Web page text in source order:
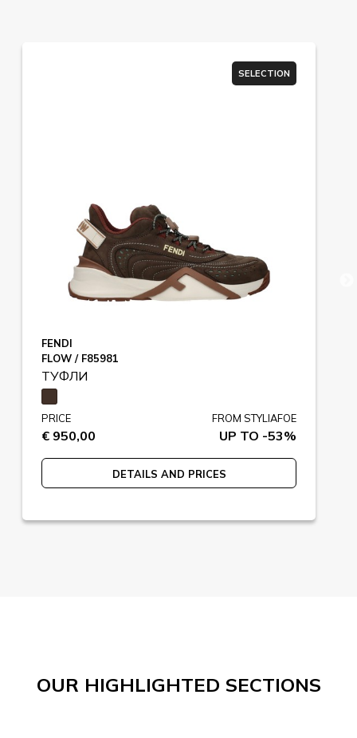
SELECTION
FENDI
FLOW / F85981
ТУФЛИ
PRICE
€ 950,00
FROM STYLIAFOE
UP TO -53%
DETAILS AND PRICES
OUR HIGHLIGHTED SECTIONS